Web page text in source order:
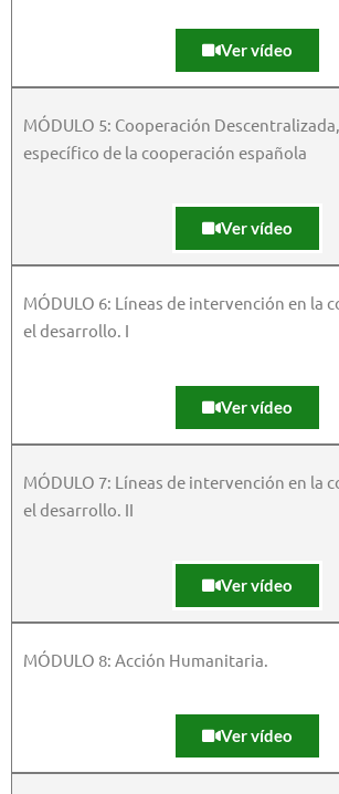
Ver vídeo
MÓDULO 5: Cooperación
específico de la cooperación española
Ver vídeo
MÓDULO 6: Líneas de intervención en la
el desarrollo. I
Ver vídeo
MÓDULO 7: Líneas de intervención en la
el desarrollo. II
Ver vídeo
MÓDULO 8: Acción Humanitaria.
Ver vídeo